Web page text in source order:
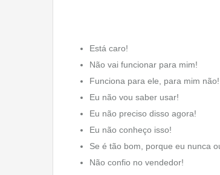
Está caro!
Não vai funcionar para mim!
Funciona para ele, para mim não!
Eu não vou saber usar!
Eu não preciso disso agora!
Eu não conheço isso!
Se é tão bom, porque eu nunca
Não confio no vendedor!